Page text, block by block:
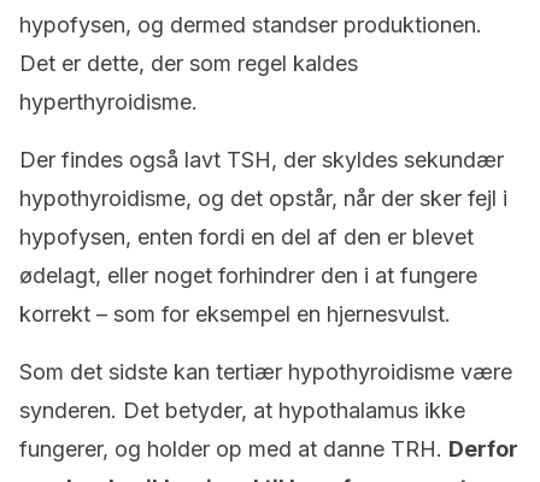
hypofysen, og dermed standser produktionen.
Det er dette, der som regel kaldes
hyperthyroidisme.
Der findes også lavt TSH, der skyldes sekundær
hypothyroidisme, og det opstår, når der sker fejl i
hypofysen, enten fordi en del af den er blevet
ødelagt, eller noget forhindrer den i at fungere
korrekt – som for eksempel en hjernesvulst.
Som det sidste kan tertiær hypothyroidisme være
synderen. Det betyder, at hypothalamus ikke
fungerer, og holder op med at danne TRH. Derfor